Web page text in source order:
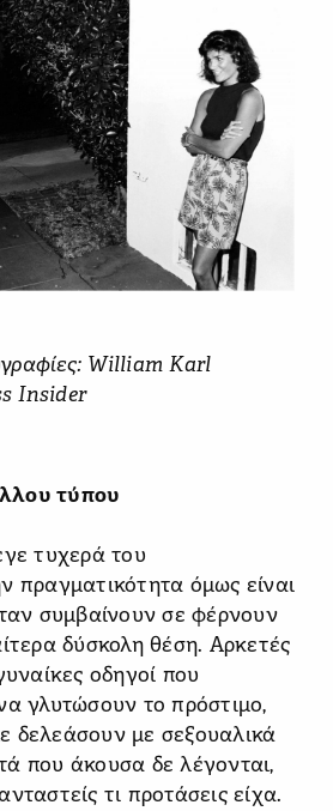
William Karl
Insider
τύπου
τυχερά του
πραγματικότητα όμως είναι
συμβαίνουν σε φέρνουν
δύσκολη θέση. Αρκετές
οδηγοί που
γλυτώσουν το πρόστιμο,
δελεάσουν με σεξουαλικά
που άκουσα δε λέγονται,
τι προτάσεις είχα.